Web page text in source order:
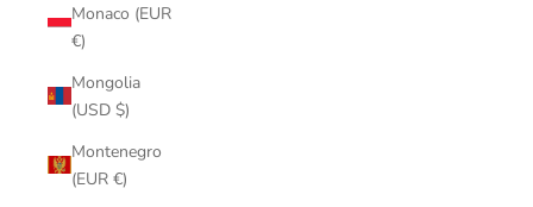
Monaco (EUR
€)
Mongolia
(USD $)
Montenegro
(EUR €)